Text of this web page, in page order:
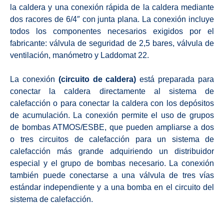
la caldera y una conexión rápida de la caldera mediante
dos racores de 6/4″ con junta plana. La conexión incluye
todos los componentes necesarios exigidos por el
fabricante: válvula de seguridad de 2,5 bares, válvula de
ventilación, manómetro y Laddomat 22.
La conexión (circuito de caldera) está preparada para
conectar la caldera directamente al sistema de
calefacción o para conectar la caldera con los depósitos
de acumulación. La conexión permite el uso de grupos
de bombas ATMOS/ESBE, que pueden ampliarse a dos
o tres circuitos de calefacción para un sistema de
calefacción más grande adquiriendo un distribuidor
especial y el grupo de bombas necesario. La conexión
también puede conectarse a una válvula de tres vías
estándar independiente y a una bomba en el circuito del
sistema de calefacción.